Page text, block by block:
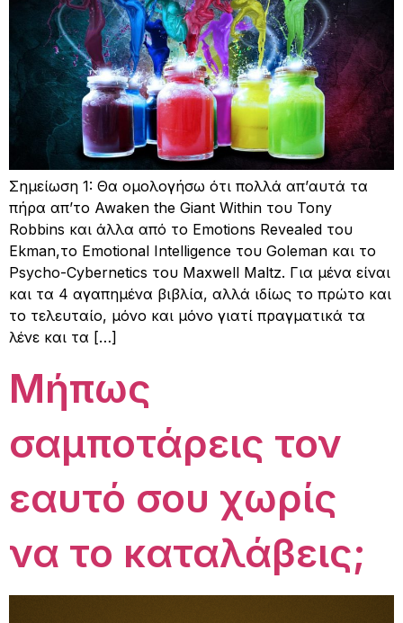
Σημείωση 1: Θα ομολογήσω ότι πολλά απ’αυτά τα
πήρα απ’το Awaken the Giant Within του Tony
Robbins και άλλα από το Emotions Revealed του
Ekman,το Emotional Intelligence του Goleman και το
Psycho-Cybernetics του Maxwell Maltz. Για μένα είναι
και τα 4 αγαπημένα βιβλία, αλλά ιδίως το πρώτο και
το τελευταίο, μόνο και μόνο γιατί πραγματικά τα
λένε και τα […]
Μήπως
σαμποτάρεις τον
εαυτό σου χωρίς
να το καταλάβεις;